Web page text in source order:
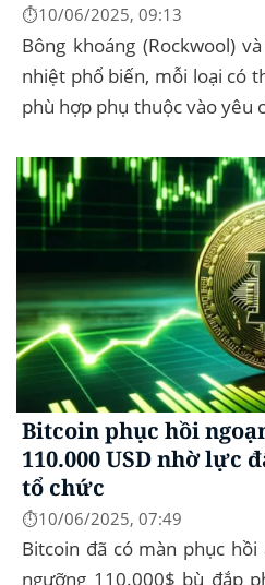
⏱️10/06/2025, 09:13
Bông khoáng (Rockwool)
nhiệt phổ biến, mỗi loại có
phù hợp phụ thuộc vào yêu
Bitcoin phục hồi
110.000 USD nhờ lực
tổ chức
⏱️10/06/2025, 07:49
Bitcoin đã có màn phục
ngưỡng 110.000$ bù đắp